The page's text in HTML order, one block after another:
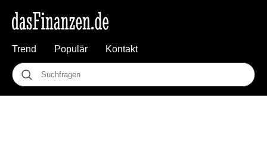
Trend Populär Kontakt